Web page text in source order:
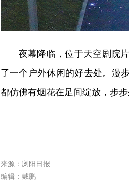
夜幕降临，位于天空剧院
了一个户外休闲的好去处。漫
都仿佛有烟花在足间绽放，步
来源：浏阳日报
编辑：戴鹏